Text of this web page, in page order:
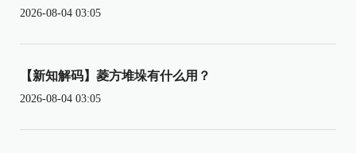
2026-08-04 03:05
【新知解码】菱方堆垛有什么用？
2026-08-04 03:05